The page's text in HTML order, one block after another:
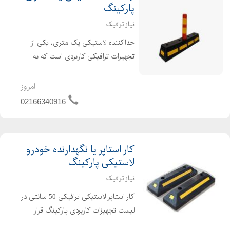
پارکینگ
نیاز ترافیک
جداکننده لاستیکی یک متری، یکی از
تجهیزات ترافیکی کاربردی است که به
خاصی دارد. جداکننده لاستیکی محصولی
خاص جهت تعیین مرز مسیرهای تردد
امروز
02166340916
کار استاپر یا نگهدارنده خودرو
لاستیکی پارکینگ
نیاز ترافیک
کار استاپر لاستیکی ترافیکی 50 سانتی در
لیست تجهیزات کاربردی پارکینگ قرار